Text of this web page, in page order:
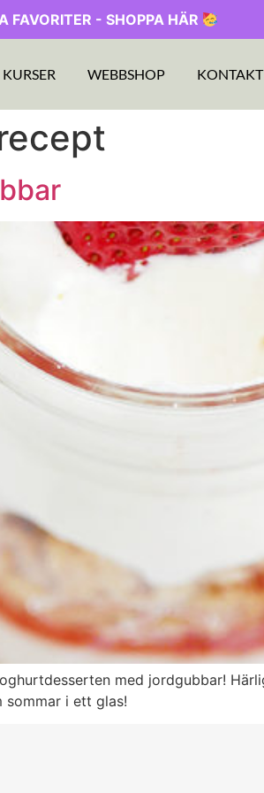
FAVORITER - SHOPPA HÄR
KURSER WEBBSHOP KONTAKT
med jordgubbar!
sommar i ett glas!